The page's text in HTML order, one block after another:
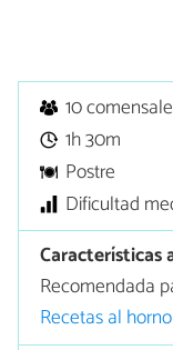
10
1h 30m
Postre
Dificultad
Características
Recomendada
Recetas al horno